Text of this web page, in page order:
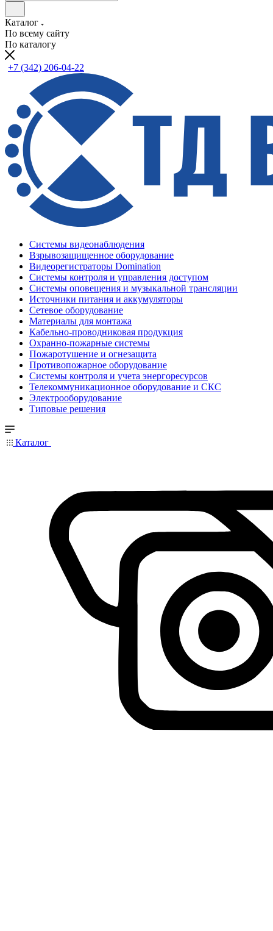
Каталог
По всему сайту
По каталогу
+7 (342) 206-04-22
Системы видеонаблюдения
Взрывозащищенное оборудование
Видеорегистраторы Domination
Системы контроля и управления доступом
Системы оповещения и музыкальной трансляции
Источники питания и аккумуляторы
Сетевое оборудование
Материалы для монтажа
Кабельно-проводниковая продукция
Охранно-пожарные системы
Пожаротушение и огнезащита
Противопожарное оборудование
Системы контроля и учета энергоресурсов
Телекоммуникационное оборудование и СКС
Электрооборудование
Типовые решения
Каталог